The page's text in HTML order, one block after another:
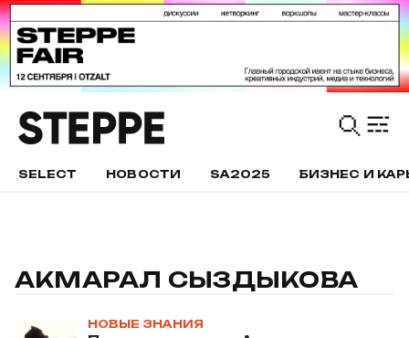
SELECT НОВОСТИ SA2025 БИЗНЕС И
АКМАРАЛ СЫЗДЫКОВА
НОВЫЕ ЗНАНИЯ